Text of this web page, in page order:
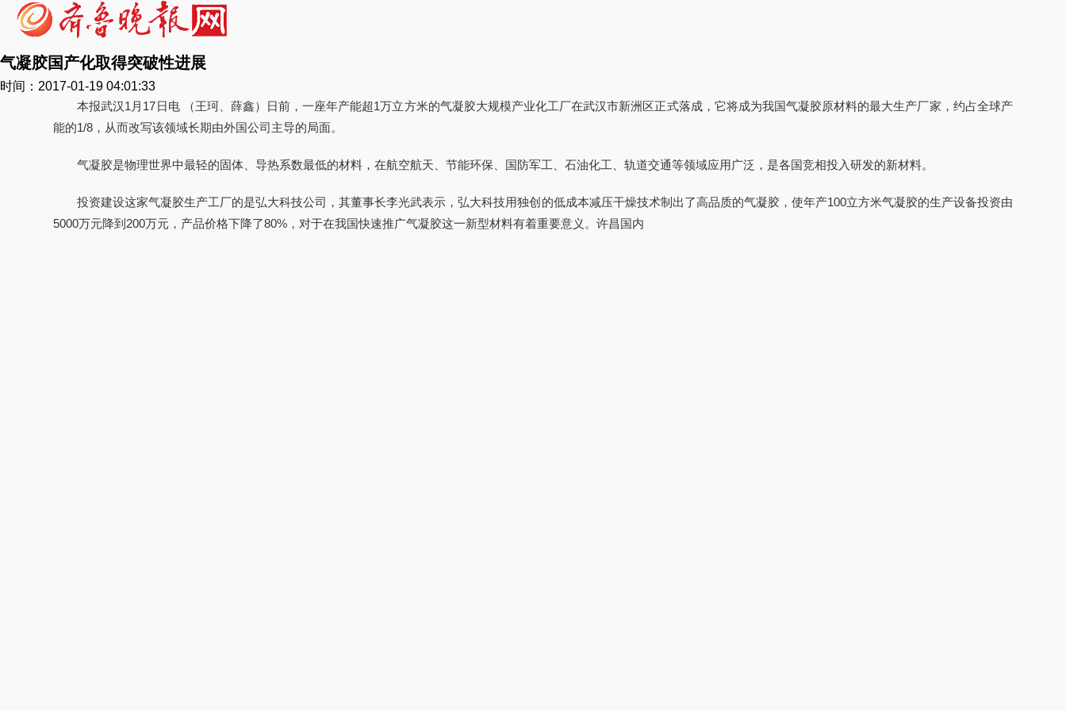
气凝胶国产化取得突破性进展
时间：2017-01-19 04:01:33
本报武汉1月17日电 （王珂、薛鑫）日前，一座年产能超1万立方米的气凝胶大规模产业化工厂在武汉市新洲区正式落成，它将成为我国气凝胶原材料的最大生产厂家，约占全球产
能的1/8，从而改写该领域长期由外国公司主导的局面。
气凝胶是物理世界中最轻的固体、导热系数最低的材料，在航空航天、节能环保、国防军工、石油化工、轨道交通等领域应用广泛，是各国竞相投入研发的新材料。
投资建设这家气凝胶生产工厂的是弘大科技公司，其董事长李光武表示，弘大科技用独创的低成本减压干燥技术制出了高品质的气凝胶，使年产100立方米气凝胶的生产设备投资由
5000万元降到200万元，产品价格下降了80%，对于在我国快速推广气凝胶这一新型材料有着重要意义。许昌国内